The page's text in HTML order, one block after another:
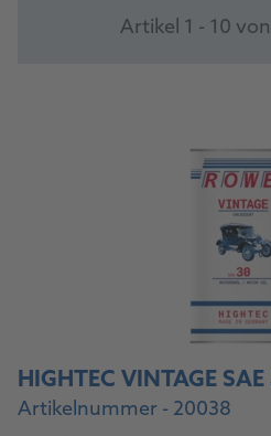
Artikel 1 - 10
HIGHTEC VINTAGE
Artikelnummer - 20038